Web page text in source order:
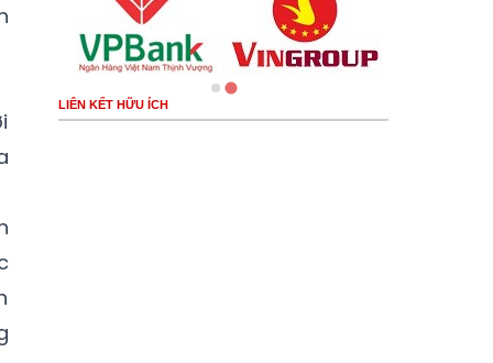
LIÊN KẾT HỮU ÍCH